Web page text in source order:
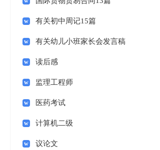
有关初中周记15篇
有关幼儿小班家长会发言稿
读后感
监理工程师
医药考试
计算机二级
议论文